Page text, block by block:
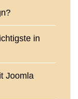
in
Joomla